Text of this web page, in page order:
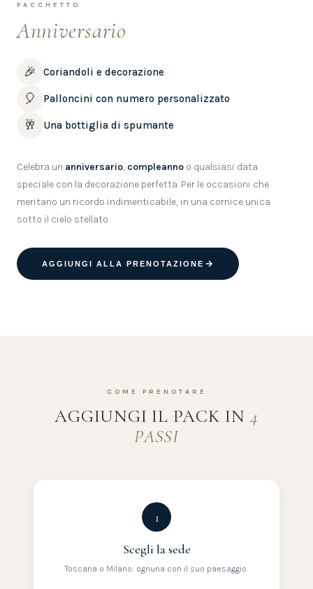
PACCHETTO
Anniversario
🎉 Coriandoli e decorazione
🎈 Palloncini con numero personalizzato
🥂 Una bottiglia di spumante
Celebra un anniversario, compleanno o qualsiasi data
speciale con la decorazione perfetta. Per le occasioni che
meritano un ricordo indimenticabile, in una cornice unica
sotto il cielo stellato.
AGGIUNGI ALLA PRENOTAZIONE
COME PRENOTARE
AGGIUNGI IL PACK IN4
PASSI
1
Scegli la sede
Toscana o Milano: ognuna con il suo paesaggio.